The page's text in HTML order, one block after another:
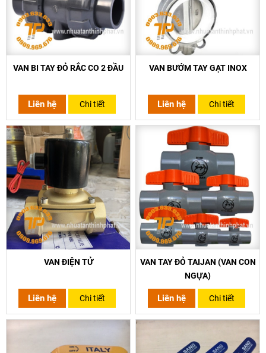
VAN BI TAY ĐỎ RẮC CO 2 ĐẦU
Liên hệ Chi tiết
VAN BƯỚM TAY GẠT INOX
Liên hệ Chi tiết
VAN ĐIỆN TỬ
Liên hệ Chi tiết
VAN TAY ĐỎ TAIJAN (VAN CON
NGỰA)
Liên hệ Chi tiết